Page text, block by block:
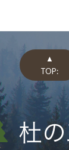
▲
TOP: